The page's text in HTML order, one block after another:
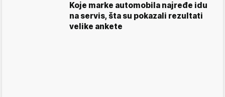
Koje marke automobila najređe idu
na servis, šta su pokazali rezultati
velike ankete